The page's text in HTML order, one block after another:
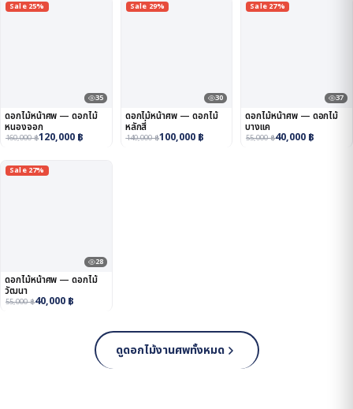
Sale 25%
35
ดอกไม้หน้าศพ — ดอกไม้
หนองจอก
160,000฿120,000 ฿
Sale 29%
30
ดอกไม้หน้าศพ — ดอกไม้
หลักสี่
140,000฿100,000 ฿
Sale 27%
37
ดอกไม้หน้าศพ — ดอกไม้
บางแค
55,000฿40,000 ฿
Sale 27%
28
ดอกไม้หน้าศพ — ดอกไม้
วัฒนา
55,000฿40,000 ฿
ดูดอกไม้งานศพทั้งหมด